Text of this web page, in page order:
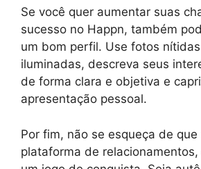
Se você quer aumentar suas
sucesso no Happn, também
um bom perfil. Use fotos
iluminadas, descreva seus
de forma clara e objetiva e
apresentação pessoal.
Por fim, não se esqueça de
plataforma de